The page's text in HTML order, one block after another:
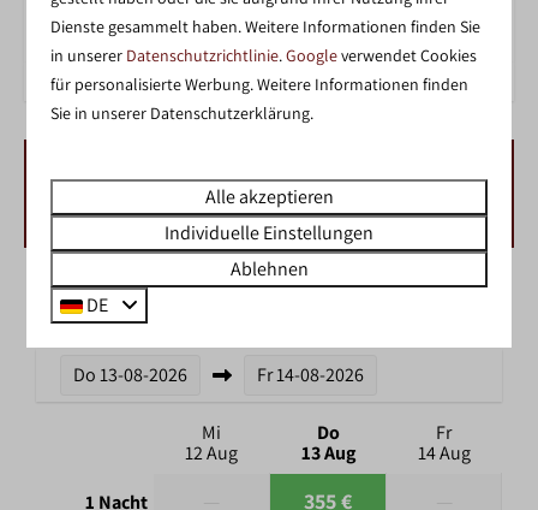
ZWEMMEN IN HET BINNENZWEMBAD
VERFÜGBARKEIT UND PREIS
2 Gäste
Do13-08-2026 Fr14-08-2026
Mi
12 Aug
Do
13 Aug
Fr
14 Aug
1 Nacht
355 €
Dienste gesammelt haben. Weitere Informationen finden Sie
in unserer Datenschutzrichtlinie.Googleverwendet Cookies
für personalisierte Werbung. Weitere Informationen finden
Sie in unserer Datenschutzerklärung.
Alle akzeptieren
Individuelle Einstellungen
Ablehnen
DE